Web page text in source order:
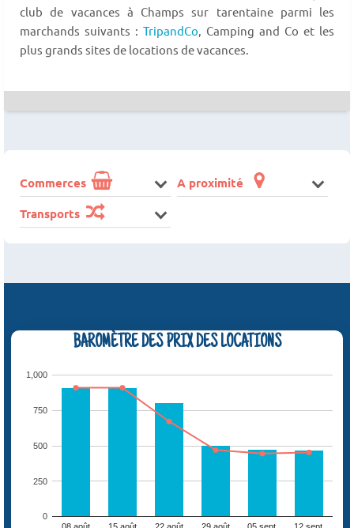
club de vacances à Champs sur tarentaine parmi les
marchands suivants : TripandCo, Camping and Co et les
plus grands sites de locations de vacances.
Commerces
A proximité
Transports
BAROMÈTRE DES PRIX DES LOCATIONS
0
250
500
750
1,000